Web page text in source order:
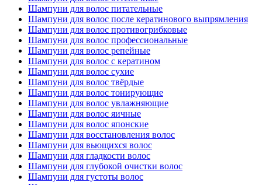
Шампуни для волос питательные
Шампуни для волос после кератинового выпрямления
Шампуни для волос противогрибковые
Шампуни для волос профессиональные
Шампуни для волос репейные
Шампуни для волос с кератином
Шампуни для волос сухие
Шампуни для волос твёрдые
Шампуни для волос тонирующие
Шампуни для волос увлажняющие
Шампуни для волос яичные
Шампуни для волос японские
Шампуни для восстановления волос
Шампуни для вьющихся волос
Шампуни для гладкости волос
Шампуни для глубокой очистки волос
Шампуни для густоты волос